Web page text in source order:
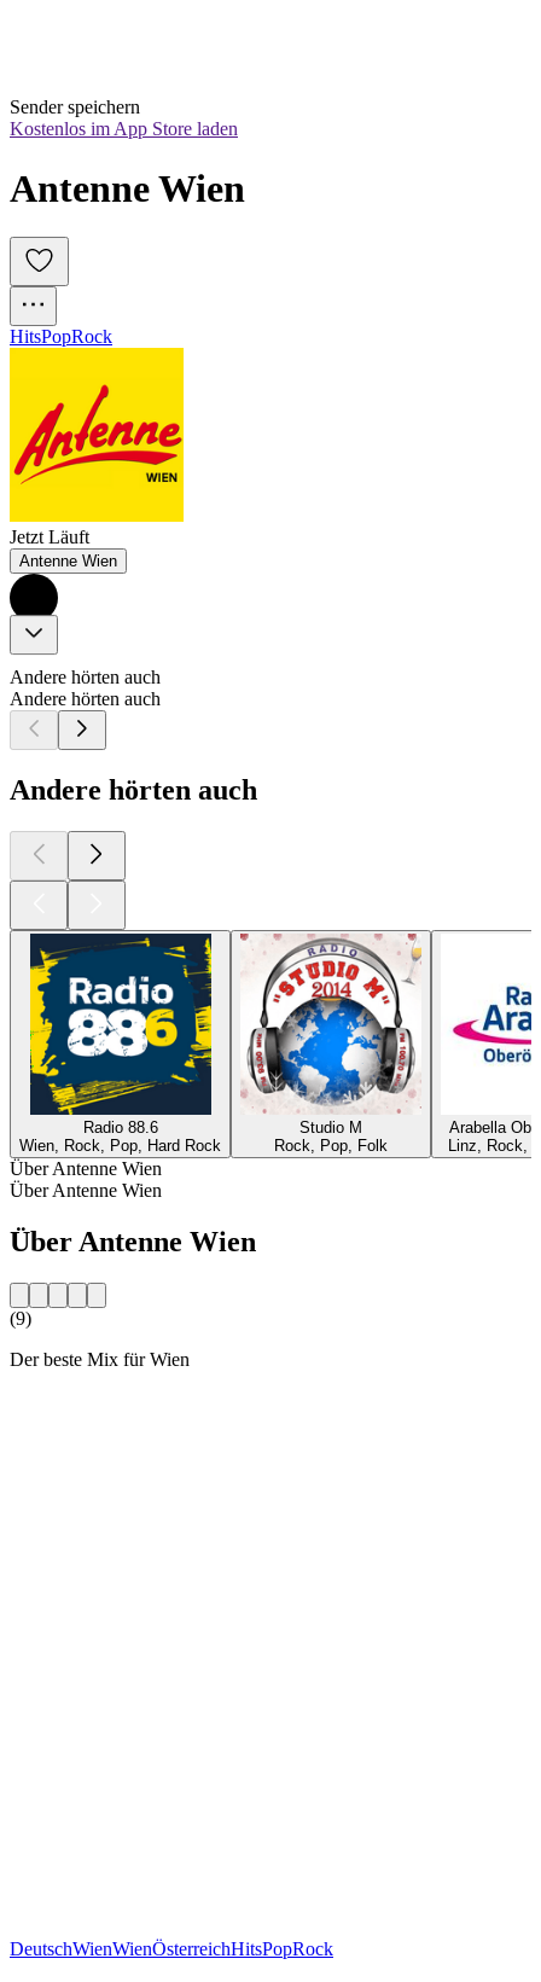
Sender speichern
Kostenlos im App Store laden
Antenne Wien
HitsPopRock
Jetzt Läuft
Antenne Wien
Andere hörten auch
Andere hörten auch
Andere hörten auch
Radio 88.6
Wien, Rock, Pop, Hard Rock
Studio M
Rock, Pop, Folk
Arabella
Linz, Rock,
Über Antenne Wien
Über Antenne Wien
Über Antenne Wien
(9)
Der beste Mix für Wien
DeutschWienWienÖsterreichHitsPopRock